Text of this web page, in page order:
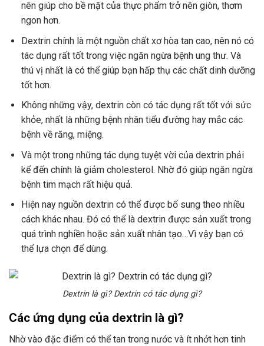
nên giúp cho bề mặt của thực phẩm trở nên giòn, thơm
ngon hơn.
Dextrin chính là một nguồn chất xơ hòa tan cao, nên nó có
tác dụng rất tốt trong việc ngăn ngừa bệnh ung thư. Và
thú vị nhất là có thể giúp bạn hấp thụ các chất dinh dưỡng
tốt hơn.
Không những vậy, dextrin còn có tác dụng rất tốt với sức
khỏe, nhất là những bệnh nhân tiểu đường hay mắc các
bệnh về răng, miệng.
Và một trong những tác dụng tuyệt vời của dextrin phải
kể đến chính là giảm cholesterol. Nhờ đó giúp ngăn ngừa
bệnh tim mạch rất hiệu quả.
Hiện nay nguồn dextrin có thể được bổ sung theo nhiều
cách khác nhau. Đó có thể là dextrin được sản xuất trong
quá trình nghiền hoặc sản xuất nhân tạo…Vì vậy bạn có
thể lựa chọn để dùng.
Dextrin là gì? Dextrin có tác dụng gì?
Các ứng dụng của dextrin là gì?
Nhờ vào đặc điểm có thể tan trong nước và ít nhớt hơn tinh